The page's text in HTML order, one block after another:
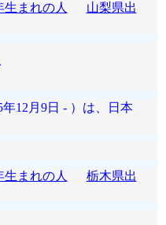
生まれの人
山梨県出
12月9日 - ）は、日本
生まれの人
栃木県出